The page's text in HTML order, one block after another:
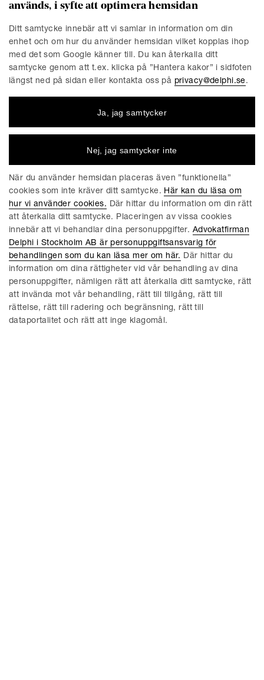
Läs mer Läs mer
Aktuellt Hållbarhet
Delphi Tech Blog Våra tjänster
Uppförandekod
Delphi EU and Competition
Blog
Konkurs/Rekonstruktion
Delphi ESG Blog Medarbetare
Delphi Young Business Forum Delphi Tech Tracker
används, i syfte att optimera hemsidan
Ditt samtycke innebär att vi samlar in information om din
enhet och om hur du använder hemsidan vilket kopplas ihop
med det som Google känner till. Du kan återkalla ditt
samtycke genom att t.ex. klicka på ”Hantera kakor” i sidfoten
längst ned på sidan eller kontakta oss på privacy@delphi.se.
Ja, jag samtycker
Nej, jag samtycker inte
När du använder hemsidan placeras även ”funktionella”
cookies som inte kräver ditt samtycke. Här kan du läsa om
hur vi använder cookies. Där hittar du information om din rätt
att återkalla ditt samtycke. Placeringen av vissa cookies
innebär att vi behandlar dina personuppgifter. Advokatfirman
Delphi i Stockholm AB är personuppgiftsansvarig för
behandlingen som du kan läsa mer om här. Där hittar du
information om dina rättigheter vid vår behandling av dina
personuppgifter, nämligen rätt att återkalla ditt samtycke, rätt
att invända mot vår behandling, rätt till tillgång, rätt till
rättelse, rätt till radering och begränsning, rätt till
dataportalitet och rätt att inge klagomål.